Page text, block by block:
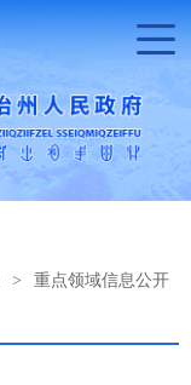
>
重点领域信息公开